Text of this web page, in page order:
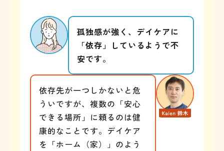
孤独感が強く、デイケアに
「依存」しているようで不
安です。
依存先が一つしかないと危
ういですが、複数の「安心
できる場所」に頼るのは健
康的なことです。デイケア
を「ホーム（家）」のよう